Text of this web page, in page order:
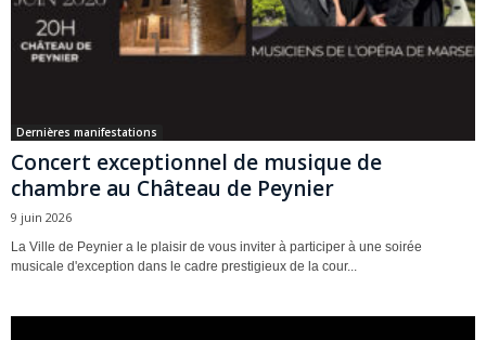
Dernières manifestations
Concert exceptionnel de musique de
chambre au Château de Peynier
9 juin 2026
La Ville de Peynier a le plaisir de vous inviter à participer à une soirée
musicale d'exception dans le cadre prestigieux de la cour...